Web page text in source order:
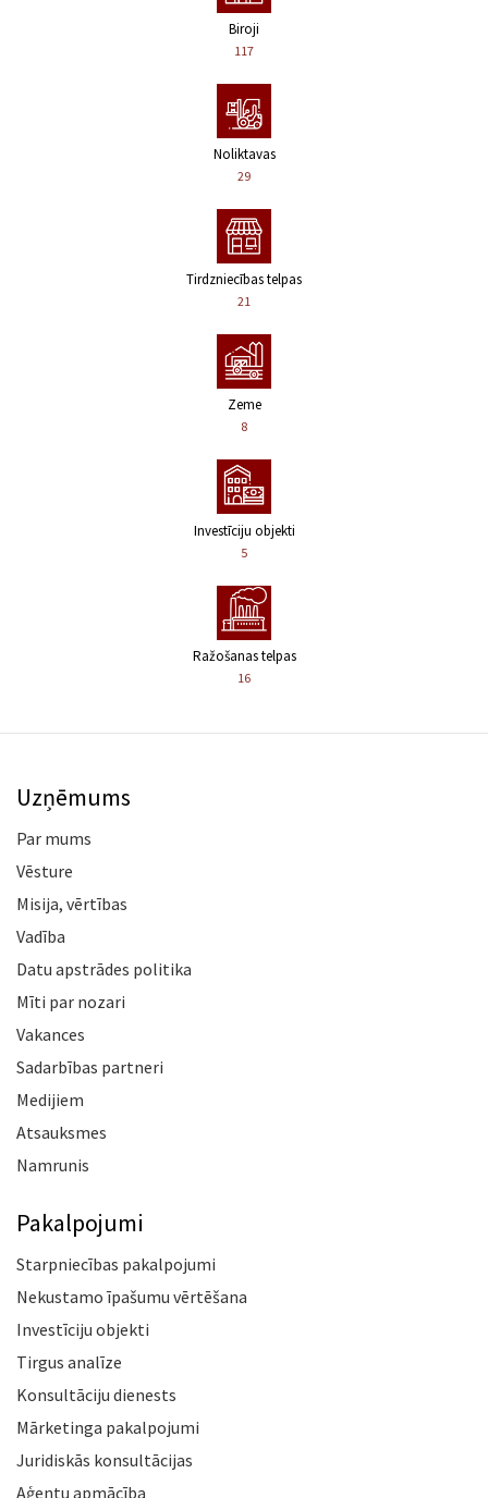
Biroji
117
Noliktavas
29
Tirdzniecības telpas
21
Zeme
8
Investīciju objekti
5
Ražošanas telpas
16
Uzņēmums
Par mums
Vēsture
Misija, vērtības
Vadība
Datu apstrādes politika
Mīti par nozari
Vakances
Sadarbības partneri
Medijiem
Atsauksmes
Namrunis
Pakalpojumi
Starpniecības pakalpojumi
Nekustamo īpašumu vērtēšana
Investīciju objekti
Tirgus analīze
Konsultāciju dienests
Mārketinga pakalpojumi
Juridiskās konsultācijas
Aģentu apmācība